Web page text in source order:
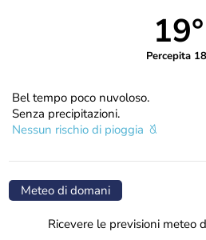
19°
Percepita
Bel tempo poco nuvoloso.
Senza precipitazioni.
Nessun rischio di pioggia
Meteo di domani
Ricevere le previsioni meteo